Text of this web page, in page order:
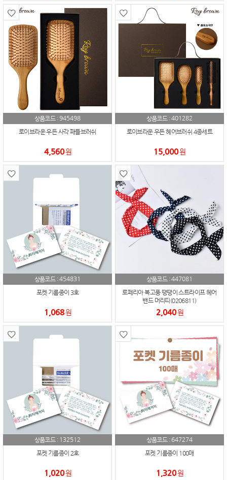
상품코드 :945498
로이브라운 우든 사각 패들브러쉬
4,560원
상품코드 :401282
로이브라운 우든 헤어브러쉬 4종세트
15,000원
상품코드 :454831
포켓 기름종이 3호
1,068원
상품코드 :447081
로페리아 복고풍 땡땡이 스트라이프 헤어
밴드 머리띠(0206811)
2,040원
상품코드 : 132512
포켓 기름종이 2호
1,020원
상품코드 : 647274
포켓 기름종이 100매
1,320원